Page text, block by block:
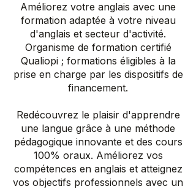
Améliorez votre anglais avec une
formation adaptée à votre niveau
d'anglais et secteur d'activité.
Organisme de formation certifié
Qualiopi ; formations éligibles à la
prise en charge par les dispositifs de
financement.
Redécouvrez le plaisir d'apprendre
une langue grâce à une méthode
pédagogique innovante et des cours
100% oraux. Améliorez vos
compétences en anglais et atteignez
vos objectifs professionnels avec un